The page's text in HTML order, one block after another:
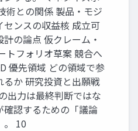
術との関係 製品・モジ
センスの収益核 成立可
の論点 仮クレーム・
トフォリオ草案 競合へ
優先領域 どの領域で参
るか 研究投資と出願戦
出力は最終判断ではな
確認するための「議論
。 10